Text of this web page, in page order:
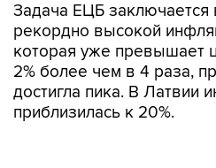
Задача ЕЦБ заключается
рекордно высокой
которая уже превышает
2% более чем в 4 раза,
достигла пика. В Латвии
приблизилась к 20%.